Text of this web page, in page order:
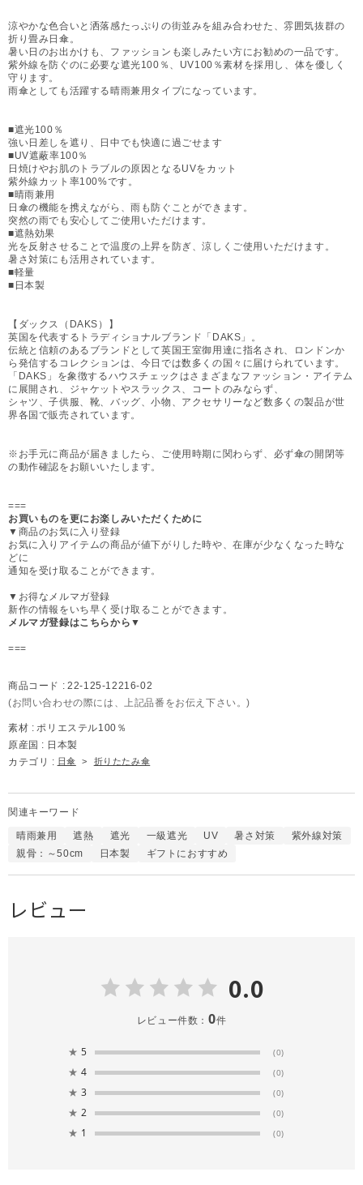
涼やかな色合いと洒落感たっぷりの街並みを組み合わせた、雰囲気抜群の
折り畳み日傘。
暑い日のお出かけも、ファッションも楽しみたい方にお勧めの一品です。
紫外線を防ぐのに必要な遮光100％、UV100％素材を採用し、体を優しく
守ります。
雨傘としても活躍する晴雨兼用タイプになっています。
■遮光100％
強い日差しを遮り、日中でも快適に過ごせます
■UV遮蔽率100％
日焼けやお肌のトラブルの原因となるUVをカット
紫外線カット率100%です。
■晴雨兼用
日傘の機能を携えながら、雨も防ぐことができます。
突然の雨でも安心してご使用いただけます。
■遮熱効果
光を反射させることで温度の上昇を防ぎ、涼しくご使用いただけます。
暑さ対策にも活用されています。
■軽量
■日本製
【ダックス（DAKS）】
英国を代表するトラディショナルブランド「DAKS」。
伝統と信頼のあるブランドとして英国王室御用達に指名され、ロンドンか
ら発信するコレクションは、今日では数多くの国々に届けられています。
「DAKS」を象徴するハウスチェックはさまざまなファッション・アイテム
に展開され、ジャケットやスラックス、コートのみならず、
シャツ、子供服、靴、バッグ、小物、アクセサリーなど数多くの製品が世
界各国で販売されています。
※お手元に商品が届きましたら、ご使用時期に関わらず、必ず傘の開閉等
の動作確認をお願いいたします。
===
お買いものを更にお楽しみいただくために
▼商品のお気に入り登録
お気に入りアイテムの商品が値下がりした時や、在庫が少なくなった時な
どに
通知を受け取ることができます。
▼お得なメルマガ登録
新作の情報をいち早く受け取ることができます。
メルマガ登録はこちらから▼
===
商品コード : 22-125-12216-02
(お問い合わせの際には、上記品番をお伝え下さい。)
素材 : ポリエステル100％
原産国 : 日本製
カテゴリ : 日傘 > 折りたたみ傘
関連キーワード
晴雨兼用 遮熱 遮光 一級遮光 UV 暑さ対策
紫外線対策
親骨：～50cm
日本製 ギフトにおすすめ
レビュー
0.0
レビュー件数： 0件
★ 5 (0)
★ 4 (0)
★ 3 (0)
★ 2 (0)
★ 1 (0)